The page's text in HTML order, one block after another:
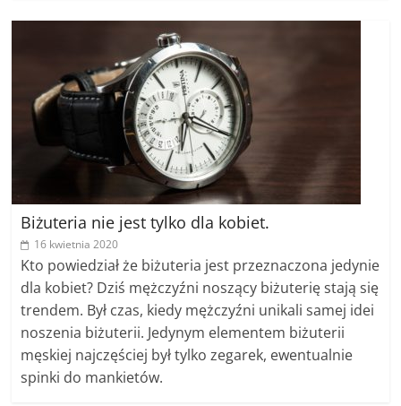
Biżuteria nie jest tylko dla kobiet.
16 kwietnia 2020
Kto powiedział że biżuteria jest przeznaczona jedynie
dla kobiet? Dziś mężczyźni noszący biżuterię stają się
trendem. Był czas, kiedy mężczyźni unikali samej idei
noszenia biżuterii. Jedynym elementem biżuterii
męskiej najczęściej był tylko zegarek, ewentualnie
spinki do mankietów.